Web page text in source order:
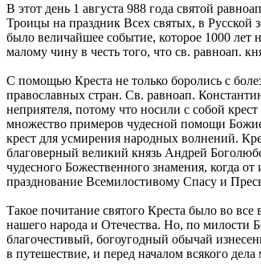
В этот день 1 августа 988 года святой
Троицы на праздник Всех святых, в Русской
было величайшее событие, которое 1000 лет
малому чину в честь того, что св. равноап.
С помощью Креста не только боролись с
православных стран. Св. равноап.
неприятеля, потому что носили с собой
множество примеров чудесной помощи
крест для усмирения народных волнений.
благоверный великий князь Андрей
чудесного Божественного знамения, когда
празднование Всемилостивому Спасу и
Такое почитание святого Креста было во
нашего народа и Отечества. Но, по милости
благочестивый, богоугодный обычай
в путешествие, и перед началом всякого